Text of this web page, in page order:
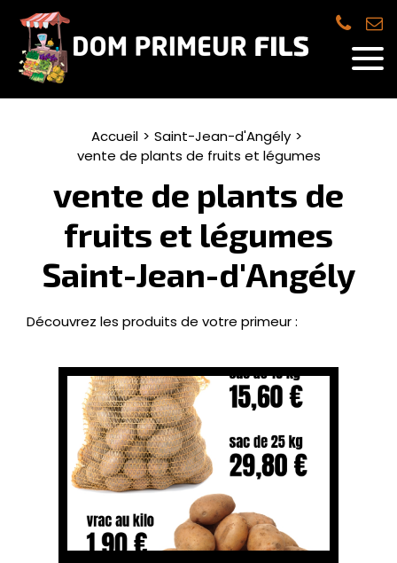
Accueil
Saint-Jean-d'Angély
vente de plants de fruits et légumes
vente de plants de
fruits et légumes
Saint-Jean-d'Angély
Découvrez les produits de votre primeur :